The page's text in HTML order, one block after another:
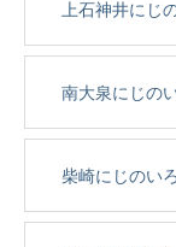
上石神井にじ
南大泉にじの
柴崎にじのい